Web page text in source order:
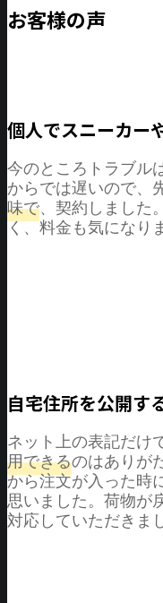
お客様の声
個人でスニーカー
今のところトラブル
からでは遅いので、
味で、契約しました
く、料金も気になり
自宅住所を公開す
ネット上の表記だけ
用できるのはありが
から注文が入った時
思いました。荷物が
対応していただきま